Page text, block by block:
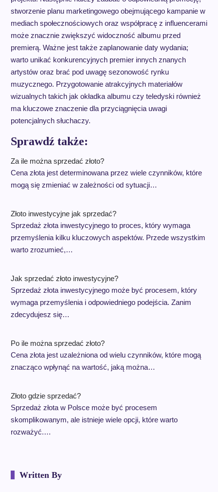
stworzenie planu marketingowego obejmującego kampanie w
mediach społecznościowych oraz współpracę z influencerami
może znacznie zwiększyć widoczność albumu przed
premierą. Ważne jest także zaplanowanie daty wydania;
warto unikać konkurencyjnych premier innych znanych
artystów oraz brać pod uwagę sezonowość rynku
muzycznego. Przygotowanie atrakcyjnych materiałów
wizualnych takich jak okładka albumu czy teledyski również
ma kluczowe znaczenie dla przyciągnięcia uwagi
potencjalnych słuchaczy.
Sprawdź także:
Za ile można sprzedać złoto?
Cena złota jest determinowana przez wiele czynników, które
mogą się zmieniać w zależności od sytuacji…
Złoto inwestycyjne jak sprzedać?
Sprzedaż złota inwestycyjnego to proces, który wymaga
przemyślenia kilku kluczowych aspektów. Przede wszystkim
warto zrozumieć,…
Jak sprzedać złoto inwestycyjne?
Sprzedaż złota inwestycyjnego może być procesem, który
wymaga przemyślenia i odpowiedniego podejścia. Zanim
zdecydujesz się…
Po ile można sprzedać złoto?
Cena złota jest uzależniona od wielu czynników, które mogą
znacząco wpłynąć na wartość, jaką można…
Złoto gdzie sprzedać?
Sprzedaż złota w Polsce może być procesem
skomplikowanym, ale istnieje wiele opcji, które warto
rozważyć.…
Written By